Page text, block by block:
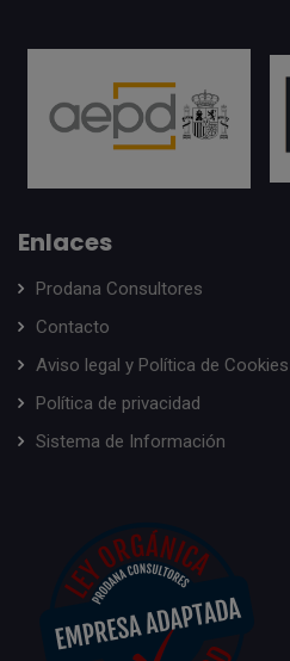
Enlaces
Prodana Consultores
Contacto
Aviso legal y Política de Cookies
Política de privacidad
Sistema de Información